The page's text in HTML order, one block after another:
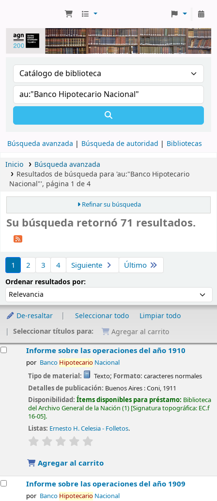
Búsqueda avanzada Búsqueda de autoridad Bibliotecas
Inicio
Búsqueda avanzada
Resultados de búsqueda para 'au:"Banco Hipotecario
Nacional"', página 1 de 4
Refinar su búsqueda
Su búsqueda retornó 71 resultados.
1
2 3 4 Siguiente Último
Ordenar resultados por:
De-resaltar Seleccionar todo
Limpiar todo
Seleccionar títulos para:
Agregar al carrito
Informe sobre las operaciones del año 1910
por Banco HipotecarioNacional
Tipo de material: Texto; Formato: caracteres normales
Detalles de publicación: Buenos Aires :Coni, 1911
Disponibilidad:Ítems disponibles para préstamo: Biblioteca
del Archivo General de la Nación (1) Signatura topográfica: EC.f
16-05 .
Listas: Ernesto H. Celesia - Folletos.
valoración
Agregar al carrito
Informe sobre las operaciones del año 1909
por Banco HipotecarioNacional